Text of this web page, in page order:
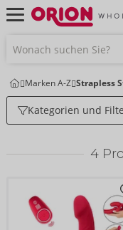
Marken A-Z Strapless
Kategorien und
4